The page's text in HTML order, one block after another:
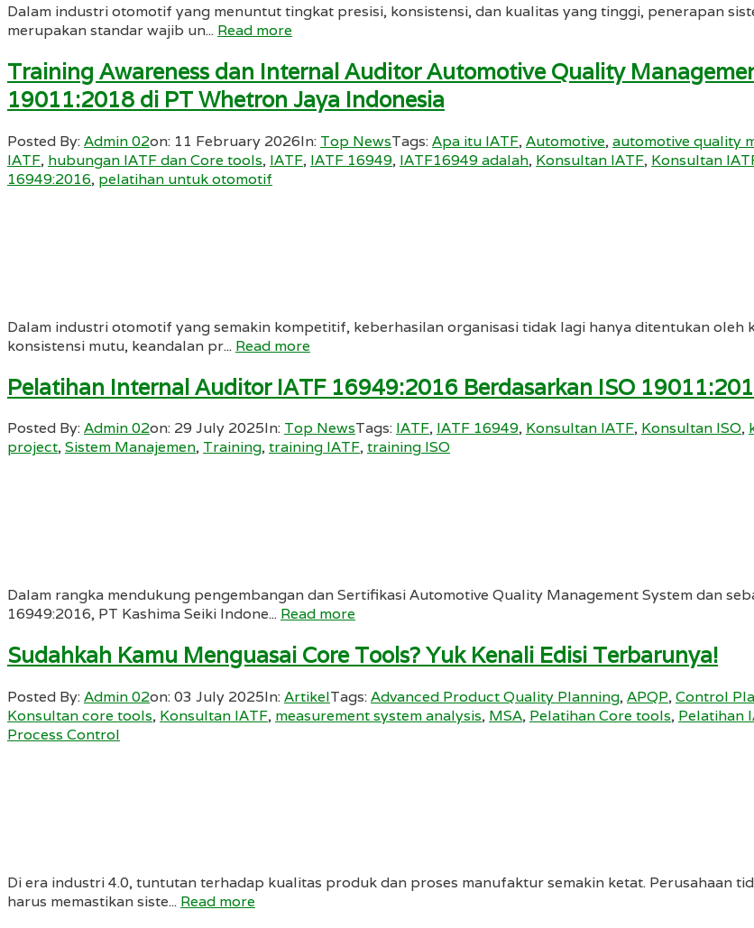
Dalam industri otomotif yang menuntut tingkat presisi, konsistensi, dan kualitas yang tinggi, penerapan
merupakan standar wajib un... Read more
Training Awareness dan Internal Auditor Automotive Quality
19011:2018 di PT Whetron Jaya Indonesia
Posted By:Admin 02on: 11 February 2026In: Top NewsTags:Apa itu IATF,Automotive,automotive quality
IATF, hubungan IATF dan Core tools, IATF, IATF 16949, IATF16949 adalah, Konsultan IATF, Konsultan
16949:2016, pelatihan untuk otomotif
Dalam industri otomotif yang semakin kompetitif, keberhasilan organisasi tidak lagi hanya ditentukan oleh
konsistensi mutu, keandalan pr... Read more
Pelatihan Internal Auditor IATF 16949:2016 Berdasarkan ISO
Posted By:Admin 02on: 29 July 2025In: Top NewsTags: IATF, IATF 16949, Konsultan IATF, Konsultan ISO,
project,Sistem Manajemen, Training,training IATF,training ISO
Dalam rangka mendukung pengembangan dan Sertifikasi Automotive Quality Management System dan
16949:2016, PT Kashima Seiki Indone... Read more
Sudahkah Kamu Menguasai Core Tools? Yuk Kenali Edisi Terbarunya!
Posted By:Admin 02on:03 July 2025In:ArtikelTags:Advanced Product Quality Planning,APQP,Control
Konsultan core tools, Konsultan IATF, measurement system analysis, MSA, Pelatihan Core tools, Pelatihan
Process Control
Di era industri 4.0, tuntutan terhadap kualitas produk dan proses manufaktur semakin ketat. Perusahaan
harus memastikan siste... Read more